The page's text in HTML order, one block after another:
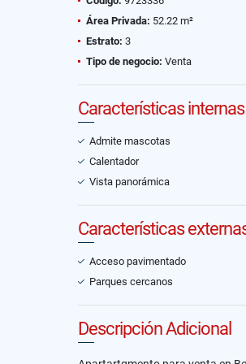
Área Privada: 52.22 m²
Estrato: 3
Tipo de negocio: Venta
Características internas
Admite mascotas
Calentador
Vista panorámica
Características
Acceso pavimentado
Parques cercanos
Descripción Adicional